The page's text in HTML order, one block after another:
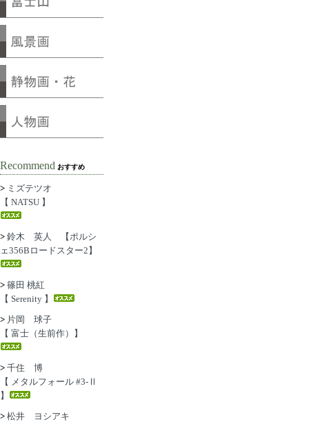
Recommend おすすめ
> ミズテツオ
【 NATSU 】
> 鈴木 英人 【ポルシ
ェ356Bロードスター2】
> 篠田 桃紅
【 Serenity 】
> 片岡 球子
【 富士（生前作）】
> 千住 博
【 メタルフォール #3-Ⅱ
】
> 松井 ヨシアキ